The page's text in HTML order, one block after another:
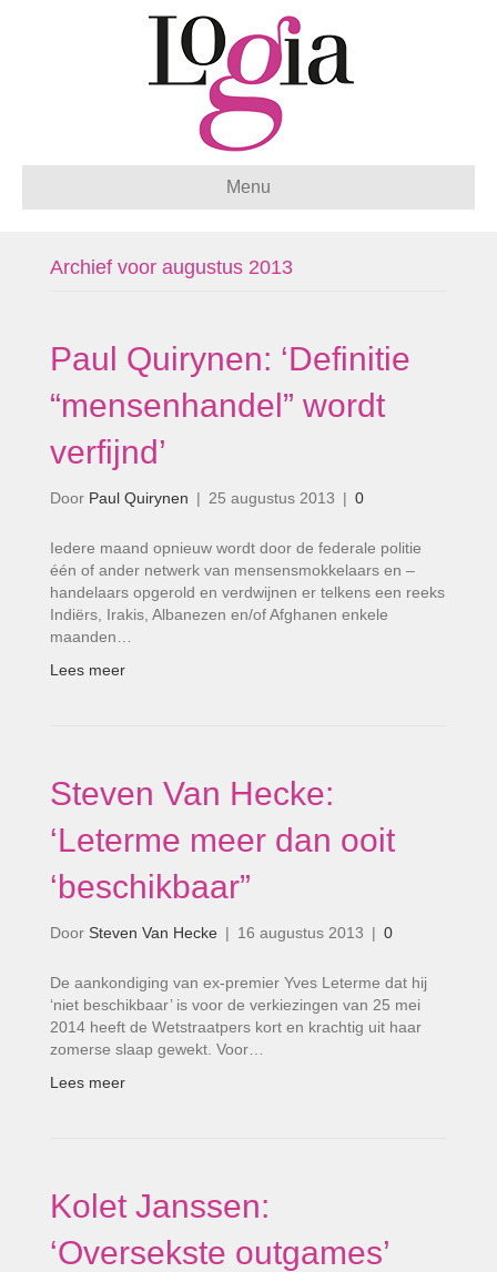
Menu
Archief voor augustus 2013
Paul Quirynen: ‘Definitie
“mensenhandel” wordt
verfijnd’
Door Paul Quirynen | 25 augustus 2013 | 0
Iedere maand opnieuw wordt door de federale politie
één of ander netwerk van mensensmokkelaars en –
handelaars opgerold en verdwijnen er telkens een reeks
Indiërs, Irakis, Albanezen en/of Afghanen enkele
maanden…
Lees meer
Steven Van Hecke:
‘Leterme meer dan ooit
‘beschikbaar”
Door Steven Van Hecke | 16 augustus 2013 | 0
De aankondiging van ex-premier Yves Leterme dat hij
‘niet beschikbaar’ is voor de verkiezingen van 25 mei
2014 heeft de Wetstraatpers kort en krachtig uit haar
zomerse slaap gewekt. Voor…
Lees meer
Kolet Janssen:
‘Oversekste outgames’